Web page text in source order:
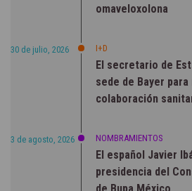
omaveloxolona
30 de julio, 2026 I+D
El secretario de
sede de Bayer
colaboración
3 de agosto, 2026 NOMBRAMIENTOS
El español Javier
presidencia del